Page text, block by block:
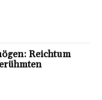
Reichtum